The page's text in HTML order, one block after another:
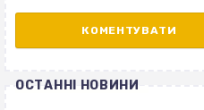
ОСТАННІ НОВИНИ